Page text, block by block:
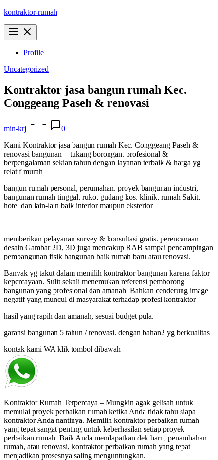
Skip
content
kontraktor-rumah
Profile
Uncategorized
Kontraktor jasa bangun rumah Kec.
Conggeang Paseh & renovasi
min-krj
0
Kami Kontraktor jasa bangun rumah Kec. Conggeang Paseh &
renovasi bangunan + tukang borongan. profesional &
berpengalaman sekian tahun dengan layanan terbaik & harga yg
relatif murah
bangun rumah personal, perumahan. proyek bangunan industri,
bangunan rumah tinggal, ruko, gudang kos, klinik, rumah Sakit,
hotel dan lain-lain baik interior maupun eksterior
memberikan pelayanan survey & konsultasi gratis. perencanaan
desain Gambar 2D, 3D juga mencakup RAB sampai pendampingan
pembangunan fisik bangunan baik rumah baru atau renovasi.
Banyak yg takut dalam memilih kontraktor bangunan karena faktor
kepercayaan. Sulit sekali menemukan referensi pemborong
bangunan yang profesional dan amanah. Bahkan cenderung image
negatif yang muncul di masyarakat terhadap profesi kontraktor
hasil yang rapih dan amanah, sesuai budget pula.
garansi bangunan 5 tahun / renovasi. dengan bahan2 yg berkualitas
kontak kami WA klik tombol dibawah
Kontraktor Rumah Terpercaya – Mungkin agak gelisah untuk
memulai proyek perbaikan rumah ketika Anda tidak tahu siapa
kontraktor Anda nantinya. Memilih kontraktor perbaikan rumah
yang tepat sangat penting untuk keberhasilan setiap proyek
perbaikan rumah. Baik Anda mendapatkan dek baru, penambahan
rumah, atau renovasi, kontraktor perbaikan rumah yang tepat
menjadikan prosesnya saling menguntungkan.